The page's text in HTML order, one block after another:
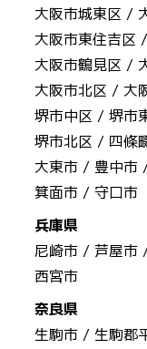
大阪市城東区 /
大阪市東住吉区 /
大阪市鶴見区 /
大阪市北区 / 大
堺市中区 /堺市
堺市北区 / 四條
大東市 / 豊中
箕面市 /守口市
兵庫県
尼崎市 / 芦屋
西宮市
奈良県
生駒市 / 生駒郡